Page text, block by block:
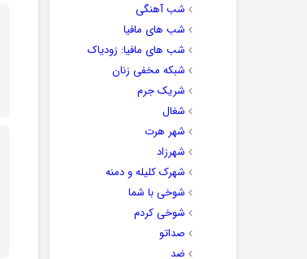
شب آهنگی
شب های مافیا
شب های مافیا: زودیاک
شبکه مخفی زنان
شریک جرم
شغال
شهر هرت
شهرزاد
شهرک کلیله و دمنه
شوخی با شما
شوخی کردم
صداتو
ضد